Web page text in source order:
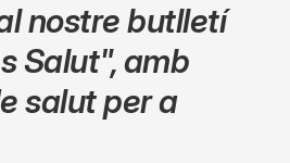
nostre butlletí
Salut",amb
salut per a